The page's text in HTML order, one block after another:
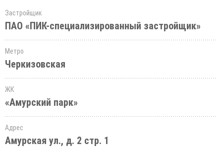
Застройщик
ПАО «ПИК-специализированный застройщик»
Метро
Черкизовская
ЖК
«Амурский парк»
Адрес
Амурская ул., д. 2 стр. 1